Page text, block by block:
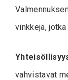
vinkkejä,
vahvistavat